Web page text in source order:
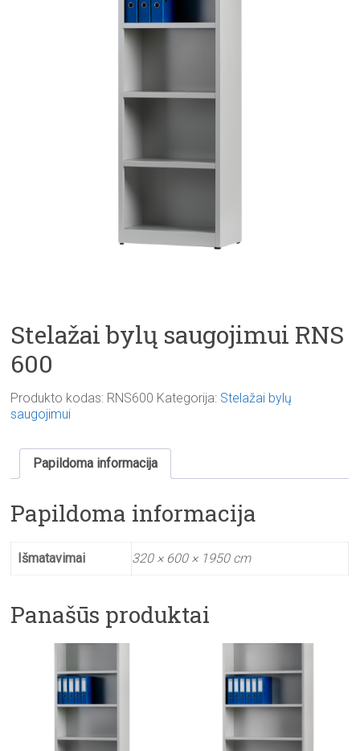
Stelažai bylų saugojimui RNS
600
Produkto kodas: RNS600 Kategorija: Stelažai bylų
saugojimui
Papildoma informacija
Papildoma informacija
Išmatavimai 320 × 600 × 1950 cm
Panašūs produktai